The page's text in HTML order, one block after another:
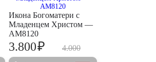
Икона Богоматери с
Младенцем Христом —
AM8120
4.000
3.800₽